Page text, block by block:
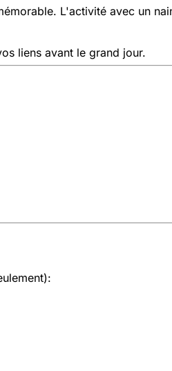
L'activité avec un
liens avant le grand jour.